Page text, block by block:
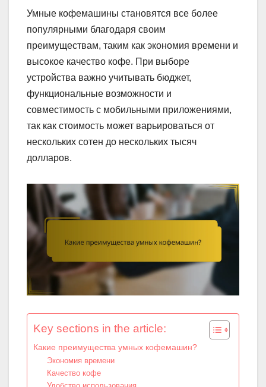
Умные кофемашины становятся все более
популярными благодаря своим
преимуществам, таким как экономия времени и
высокое качество кофе. При выборе
устройства важно учитывать бюджет,
функциональные возможности и
совместимость с мобильными приложениями,
так как стоимость может варьироваться от
нескольких сотен до нескольких тысяч
долларов.
Key sections in the article:
Какие преимущества умных кофемашин?
Экономия времени
Качество кофе